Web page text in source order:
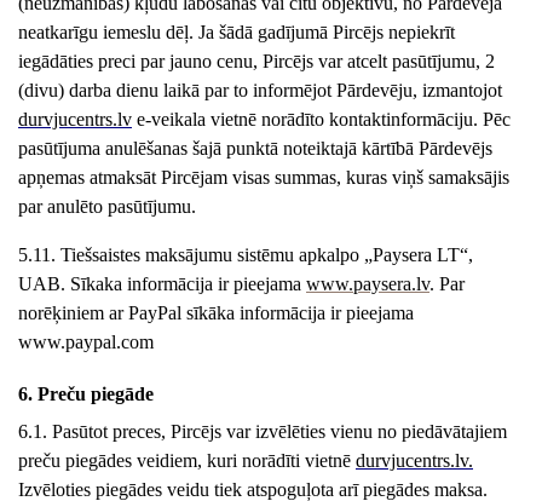
neatkarīgu iemeslu dēļ. Ja šādā gadījumā Pircējs nepiekrīt
iegādāties preci par jauno cenu, Pircējs var atcelt pasūtījumu, 2
(divu) darba dienu laikā par to informējot Pārdevēju, izmantojot
durvjucentrs.lv e-veikala vietnē norādīto kontaktinformāciju. Pēc
pasūtījuma anulēšanas šajā punktā noteiktajā kārtībā Pārdevējs
apņemas atmaksāt Pircējam visas summas, kuras viņš samaksājis
par anulēto pasūtījumu.
5.11. Tiešsaistes maksājumu sistēmu apkalpo „Paysera LT“,
UAB. Sīkaka informācija ir pieejama www.paysera.lv. Par
norēķiniem ar PayPal sīkāka informācija ir pieejama
www.paypal.com
6. Preču piegāde
6.1. Pasūtot preces, Pircējs var izvēlēties vienu no piedāvātajiem
preču piegādes veidiem, kuri norādīti vietnē durvjucentrs.lv.
Izvēloties piegādes veidu tiek atspoguļota arī piegādes maksa.